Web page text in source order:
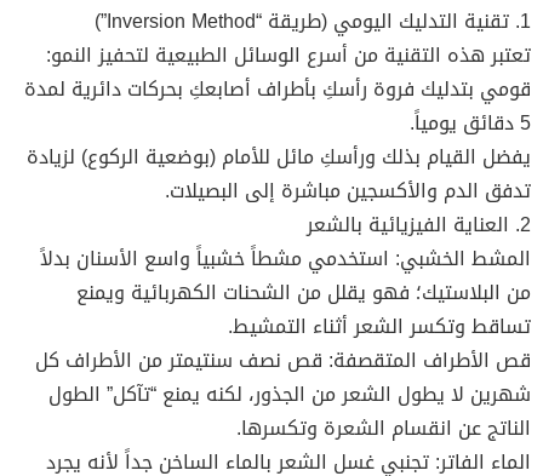
1. تقنية التدليك اليومي (طريقة “Inversion Method”)
تعتبر هذه التقنية من أسرع الوسائل الطبيعية لتحفيز النمو:
قومي بتدليك فروة رأسكِ بأطراف أصابعكِ بحركات دائرية لمدة
5 دقائق يومياً.
يفضل القيام بذلك ورأسكِ مائل للأمام (بوضعية الركوع) لزيادة
تدفق الدم والأكسجين مباشرة إلى البصيلات.
2. العناية الفيزيائية بالشعر
المشط الخشبي: استخدمي مشطاً خشبياً واسع الأسنان بدلاً
من البلاستيك؛ فهو يقلل من الشحنات الكهربائية ويمنع
تساقط وتكسر الشعر أثناء التمشيط.
قص الأطراف المتقصفة: قص نصف سنتيمتر من الأطراف كل
شهرين لا يطول الشعر من الجذور، لكنه يمنع “تآكل” الطول
الناتج عن انقسام الشعرة وتكسرها.
الماء الفاتر: تجنبي غسل الشعر بالماء الساخن جداً لأنه يجرد